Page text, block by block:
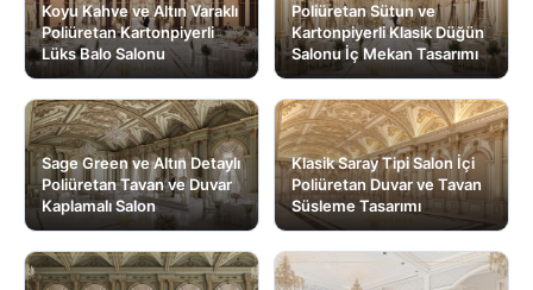
Koyu Kahve ve Altın Varaklı
Poliüretan Kartonpiyerli
Lüks Balo Salonu
Sage Green ve Altın Detaylı
Poliüretan Tavan ve Duvar
Kaplamalı Salon
Poliüretan Sütun ve
Kartonpiyerli Klasik Düğün
Salonu İç Mekan Tasarımı
Klasik Saray Tipi Salon İçi
Poliüretan Duvar ve Tavan
Süsleme Tasarımı